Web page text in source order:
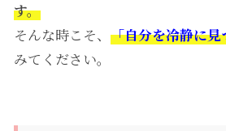
す。
そんな時こそ、 「自分を冷静に見
みてください。